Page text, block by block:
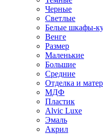
Черные
Светлые
Белые шкафы-
Венге
Размер
Маленькие
Большие
Средние
Отделка и
МДФ
Пластик
Alvic Luxe
Эмаль
Акрил